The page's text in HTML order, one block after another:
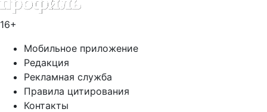
16+
Мобильное приложение
Редакция
Рекламная служба
Правила цитирования
Контакты